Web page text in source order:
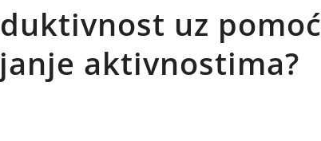
uz pomoć
aktivnostima?